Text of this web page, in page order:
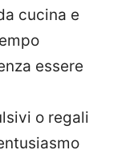
cucina e
essere
o regali